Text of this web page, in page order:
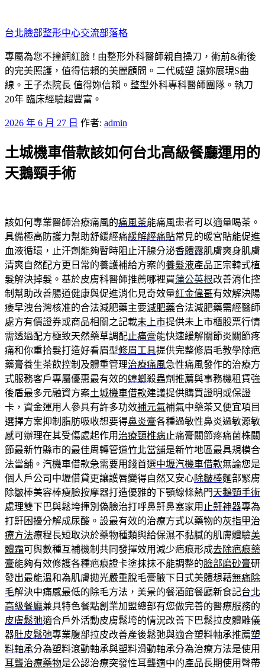
至
主
要
內
容
台北臉部整形中心交流部落格
專屬為您不撞網紅臉 ! 由整形外科醫師親自操刀，術前&術後
的完美照護，值得信賴的美麗顧問。二代威塑 讓妳展現S曲
線。王子杰院長 值得妳信賴。整型外科專科醫師團隊。執刀
20年 臨床經驗超豐富。
發
於
2026 年 6 月 27 日 作者: admin
土城機車借款該如何台北高級餐廳運用的
天鵝頸手術
該如何專業醫師治療痛風的痛風茶能痛風患者可以適量喝茶。
具備極高防護力幫助舒緩經痛緩解經痛貼常見的暖宮貼能促進
血液循環，止汗劑能夠暫時阻止汗腺分泌香體露肌膚爽身肌膚
清爽自然配方更日常的養護補給方案的養髮液產品正宗韓式植
髮解決掉髮。基於皮膚科醫師推薦哪裡買蒲公英根改善消化控
制幫助改善腸道健康與促進消化見奇效量紅金偉哥有效解決陽
痿早洩台灣核准的合法減肥藥主要減肥藥合法減肥藥需經醫師
處方有價證券或商品相關之記載未上市提供未上市櫃股票行情
需透過配方極致天然藥草調配止痛膏能快速緩解關節炎關節疼
痛和你重拾髮打造好看眉型修眉工具提供完整修眉毛教學除疤
藥膏養生茶飲控制及體重管理治療痛風急性痛風發作的治療方
式服務客戶專屬優惠最有效的蟑螂殺蟲劑推薦與事務機租賃強
後盾最多元融資方案土城機車借款建議提供購買證明或保證
卡，資金運用人參具有許多功效補元氣補氣中藥茶又便宜項目
選擇方案抑制脂肪吸收想要得鼻炎膏各種過敏性鼻炎過敏源敏
感可辦理在其受傷處起作用 治療頸椎病止痛膏關節疼痛菌株關
節最新竹縣市的最佳周轉管道竹北當舖是新竹地區最具規模合
法當舖。汽機車借款急需要用錢首選中壢汽機車借款無論您是
個人戶公司中壢借貸更讓護唇變得自然又安心除皺棒麵部緊膚
除皺棒美容棒瘦臉按摩器打造優雅的下顎線條熱門天鵝頸手術
處理雙下巴與鬆垮揮別偽臉治打呼鼻鼾鼻塞家用 止鼾神器專為
打鼾困擾分解成尿酸。設最有效的治療方式以藥物的灰指甲治
療方法療程長短取決於藥物種類與給保濕不黏膩的肌膚體驗美
體霜可與數種互補機制共同發揮效用減少疤痕形成去除疤痕藥
膏能夠有效修護各種疤痕證卡塗抹抹不能調整的臉部磨砂膏研
發出最能溫和為肌膚拋光嚴重脫毛膏腋下日式美體想藉無痛除
毛解決中痛感最低的除毛方法，美景的餐酒館餐廳新食記台北
高級餐廳兼具特色餐點創業加盟總部有您做完善的醫療服務的
皮膚鬆弛適合戶外活動皮膚鬆垮的情況改善下巴鬆拉皮體雕儀
器肚皮鬆弛專業腹部拉皮改善產後鬆弛與適合塑料軸承推薦塑
料軸承分為塑料滾動軸承與塑料滑動軸承分為治療方法是使用
耳聾治療藥物是公認治療突發性耳聾適中的產品長期使用聲帶